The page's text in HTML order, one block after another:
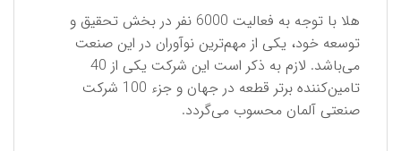
هلا با توجه به فعالیت 6000 نفر در بخش تحقیق و
توسعه خود، یکی از مهم‌ترین نوآوران در این صنعت
می‌باشد. لازم به ذکر است این شرکت یکی از 40
تامین‌کننده برتر قطعه در جهان و جزء 100 شرکت
صنعتی آلمان محسوب می‌گردد.